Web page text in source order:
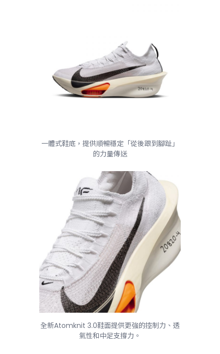
一體式鞋底，提供順暢穩定「從後跟到腳趾」
的力量傳送
全新Atomknit 3.0鞋面提供更強的控制力、透
氣性和中足支撐力。